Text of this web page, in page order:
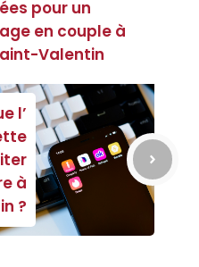
pour un
en couple à
Valentin
l’
à
?